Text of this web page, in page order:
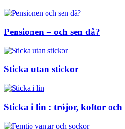
Pensionen – och sen då?
Sticka utan stickor
Sticka i lin : tröjor, koftor och